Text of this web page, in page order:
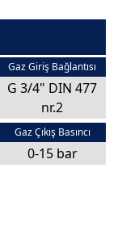
Gaz Giriş Bağlantısı
G 3/4" DIN 477
nr.2
Gaz Çıkış Basıncı
0-15 bar